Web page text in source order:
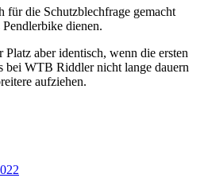
für die Schutzblechfrage gemacht
Pendlerbike dienen.
aber identisch, wenn die ersten
bei WTB Riddler nicht lange dauern
aufziehen.